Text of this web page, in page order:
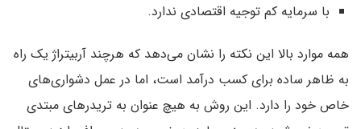
با سرمایه کم توجیه اقتصادی ندارد.
همه موارد بالا این نکته را نشان می‌دهد که هرچند آربیتراژ یک راه
به ظاهر ساده برای کسب درآمد است، اما در عمل دشواری‌های
خاص خود را دارد. این روش به هیچ عنوان به تریدرهای مبتدی